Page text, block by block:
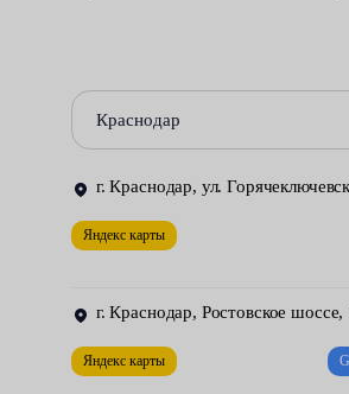
посторонние звуки;
люфт руля и другие проблемы —
положение, тугость, чрезмерная
Цена этой услуги в сервисах Fresh Auto
Краснодар
г. Краснодар, ул.
Яндекс карты
г. Краснодар, Ростовское шоссе,
Яндекс карты